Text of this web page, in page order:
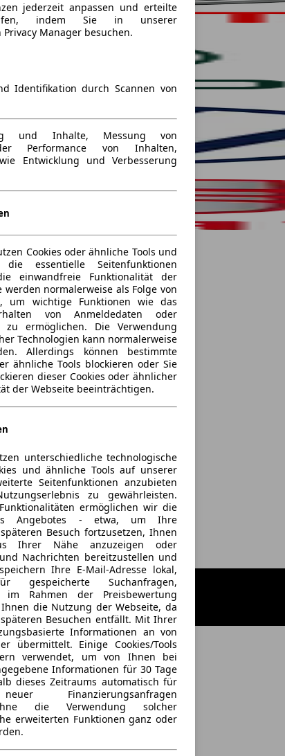
jederzeit anpassen und erteilte
indem Sie in unserer
Manager besuchen.
Identifikation durch Scannen von
und Inhalte, Messung von
Performance von Inhalten,
Entwicklung und Verbesserung
Cookies oder ähnliche Tools und
essentielle Seitenfunktionen
einwandfreie Funktionalität der
werden normalerweise als Folge von
um wichtige Funktionen wie das
von Anmeldedaten oder
zu ermöglichen. Die Verwendung
Technologien kann normalerweise
Allerdings können bestimmte
ähnliche Tools blockieren oder Sie
dieser Cookies oder ähnlicher
der Webseite beeinträchtigen.
unterschiedliche technologische
und ähnliche Tools auf unserer
Seitenfunktionen anzubieten
zu gewährleisten.
ermöglichen wir die
Angebotes - etwa, um Ihre
Besuch fortzusetzen, Ihnen
Ihrer Nähe anzuzeigen oder
Nachrichten bereitzustellen und
Ihre E-Mail-Adresse lokal,
Suchanfragen,
im Rahmen der Preisbewertung
die Nutzung der Webseite, da
Besuchen entfällt. Mit Ihrer
Informationen an von
übermittelt. Einige Cookies/Tools
verwendet, um von Ihnen bei
Informationen für 30 Tage
dieses Zeitraums automatisch für
Finanzierungsanfragen
die Verwendung solcher
erweiterten Funktionen ganz oder